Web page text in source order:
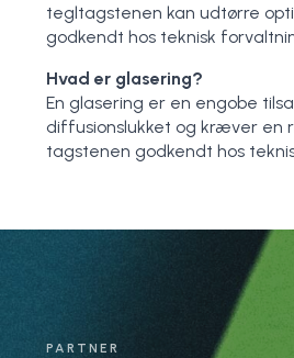
tegltagstenen kan udtørre
godkendt hos teknisk
Hvad er glasering?
En glasering er en engobe
diffusionslukket og kræver en
tagstenen godkendt hos
PARTNER